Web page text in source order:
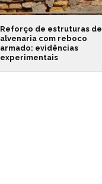
Reforço de estruturas de
alvenaria com reboco
armado: evidências
experimentais